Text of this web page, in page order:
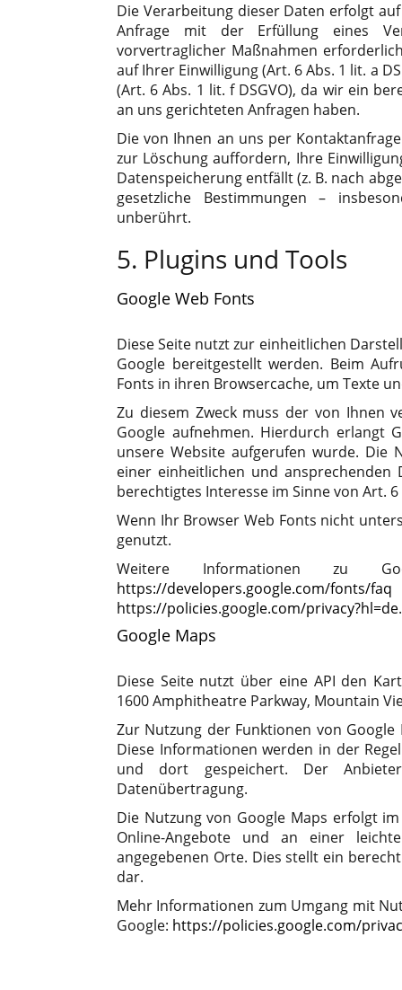
Die Verarbeitung dieser Daten erfolgt
Anfrage mit der Erfüllung eines
vorvertraglicher Maßnahmen
auf Ihrer Einwilligung (Art. 6 Abs. 1 lit. a
(Art. 6 Abs. 1 lit. f DSGVO), da wir ein
an uns gerichteten Anfragen haben.
Die von Ihnen an uns per
zur Löschung auffordern, Ihre
Datenspeicherung entfällt (z. B. nach
gesetzliche Bestimmungen –
unberührt.
5. Plugins und Tools
Google Web Fonts
Diese Seite nutzt zur einheitlichen
Google bereitgestellt werden. Beim
Fonts in ihren Browsercache, um Texte
Zu diesem Zweck muss der von Ihnen
Google aufnehmen. Hierdurch erlangt
unsere Website aufgerufen wurde. Die
einer einheitlichen und ansprechenden
berechtigtes Interesse im Sinne von Art. 6
Wenn Ihr Browser Web Fonts nicht
genutzt.
Weitere Informationen zu
https://developers.google.com/fonts/faq
https://policies.google.com/privacy?hl=de.
Google Maps
Diese Seite nutzt über eine API den
1600 Amphitheatre Parkway, Mountain
Zur Nutzung der Funktionen von
Diese Informationen werden in der
und dort gespeichert. Der
Datenübertragung.
Die Nutzung von Google Maps erfolgt
Online-Angebote und an einer
angegebenen Orte. Dies stellt ein
dar.
Mehr Informationen zum Umgang mit
Google: https://policies.google.com/